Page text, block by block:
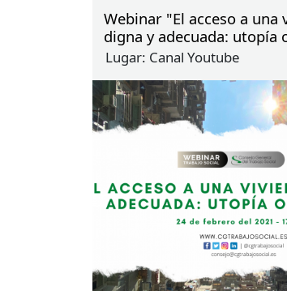
las jornadas y desarrollado
complementaria).
Webinar "El acceso a una
digna y adecuada: utopía
Lugar: Canal Youtube